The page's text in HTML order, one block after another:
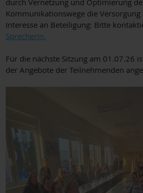
Kommunikationswege die Versorgung
Interesse an Beteiligung: Bitte
Sprecherin.
Für die nächste Sitzung am 01.07.26
der Angebote der Teilnehmenden